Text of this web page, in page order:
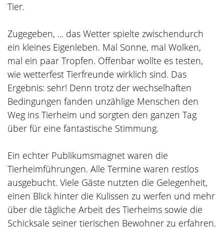
Tier.
Zugegeben, ... das Wetter spielte zwischendurch
ein kleines Eigenleben. Mal Sonne, mal Wolken,
mal ein paar Tropfen. Offenbar wollte es testen,
wie wetterfest Tierfreunde wirklich sind. Das
Ergebnis: sehr! Denn trotz der wechselhaften
Bedingungen fanden unzählige Menschen den
Weg ins Tierheim und sorgten den ganzen Tag
über für eine fantastische Stimmung.
Ein echter Publikumsmagnet waren die
Tierheimführungen. Alle Termine waren restlos
ausgebucht. Viele Gäste nutzten die Gelegenheit,
einen Blick hinter die Kulissen zu werfen und mehr
über die tägliche Arbeit des Tierheims sowie die
Schicksale seiner tierischen Bewohner zu erfahren.